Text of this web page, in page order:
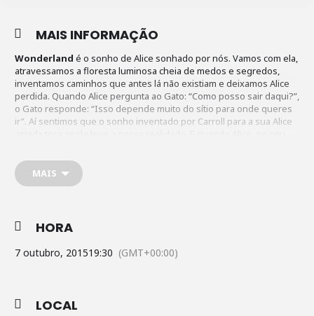
MAIS INFORMAÇÃO
Wonderland é o sonho de Alice sonhado por nós. Vamos com ela,
atravessamos a floresta luminosa cheia de medos e segredos,
inventamos caminhos que antes lá não existiam e deixamos Alice
perdida. Quando Alice pergunta ao Gato: “Como posso sair daqui?”,
o Gato responde: “Isso depende muito do sítio para onde queres
ir”. Aí sentimos que o sonho inventado por Carroll para a sua Alice
da rainha nós estalamos os dedos para que o seu sonho (e o
nosso) acabe no momento certo. Final feliz?
MAIS
HORA
7 outubro, 201519:30 (GMT+00:00)
LOCAL